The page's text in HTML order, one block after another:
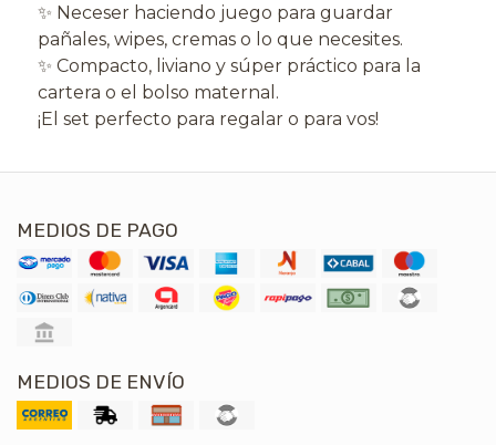
✨ Neceser haciendo juego para guardar
pañales, wipes, cremas o lo que necesites.
✨ Compacto, liviano y súper práctico para la
cartera o el bolso maternal.
¡El set perfecto para regalar o para vos!
MEDIOS DE PAGO
MEDIOS DE ENVÍO